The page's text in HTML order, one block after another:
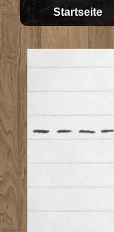
Startseite